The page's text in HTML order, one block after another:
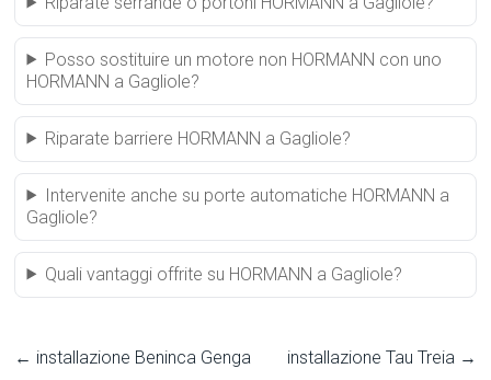
Posso sostituire un motore non HORMANN con uno
HORMANN a Gagliole?
Riparate barriere HORMANN a Gagliole?
Intervenite anche su porte automatiche HORMANN a
Gagliole?
Quali vantaggi offrite su HORMANN a Gagliole?
← installazione Beninca Genga installazione Tau Treia →